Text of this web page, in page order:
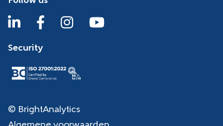
Security
© BrightAnalytics